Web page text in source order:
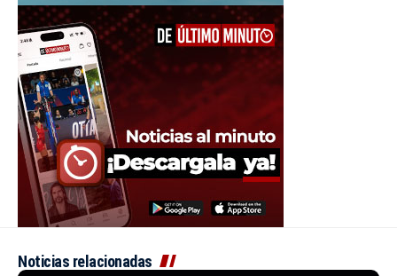
Noticias relacionadas